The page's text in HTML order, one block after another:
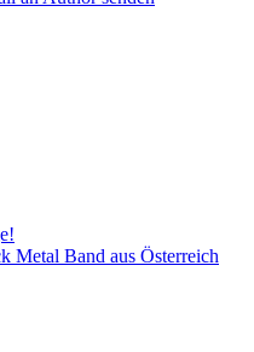
Metal Band aus Österreich